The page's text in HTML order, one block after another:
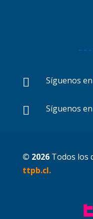
 Síguenos en
 Síguenos en
© 2026Todos los
ttpb.cl.